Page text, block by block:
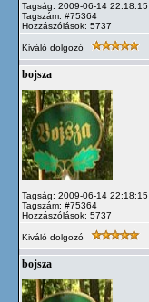
Tagság: 2009-06-14 22:18:15
Tagszám: #75364
Hozzászólások: 5737
Kiváló dolgozó
bojsza
Tagság: 2009-06-14 22:18:15
Tagszám: #75364
Hozzászólások: 5737
Kiváló dolgozó
bojsza